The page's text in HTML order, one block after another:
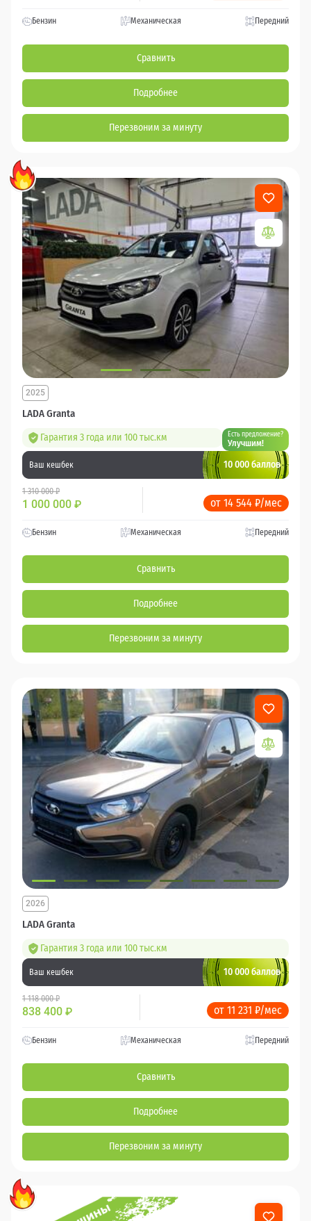
Бензин Механическая Передний
Сравнить
Подробнее
Перезвоним за минуту
LADA Granta
2025
Гарантия 3 года или 100 тыс.км Есть предложение?
Улучшим!
Ваш кешбек 10 000 баллов
1 310 000 ₽
1 000 000 ₽ от 14 544 ₽/мес
Бензин Механическая Передний
Сравнить
Подробнее
Перезвоним за минуту
LADA Granta
2026
Гарантия 3 года или 100 тыс.км
Ваш кешбек 10 000 баллов
1 118 000 ₽
838 400 ₽ от 11 231 ₽/мес
Бензин Механическая Передний
Сравнить
Подробнее
Перезвоним за минуту